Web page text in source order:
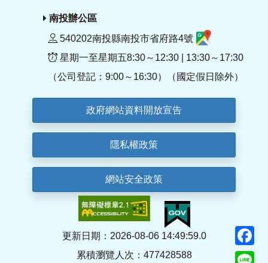
南投辦公區
540202南投縣南投市省府路4號
星期一至星期五8:30～12:30 | 13:30～17:30
（公司登記：9:00～16:30）（國定假日除外）
政府網站資料開放宣告
隱私權政策
網站安全政策
更新日期：2026-08-06 14:49:59.0
累積瀏覽人次：477428588